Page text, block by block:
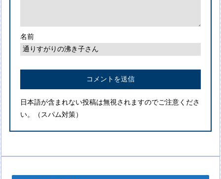
名前
日本語が含まれない投稿は無視されますのでご注意くださ
い。（スパム対策）